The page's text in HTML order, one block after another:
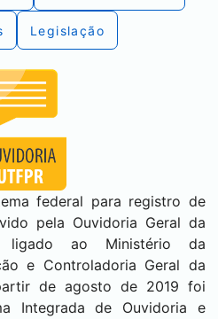
Legislação
federal para registro de
pela Ouvidoria Geral da
ligado ao Ministério da
e Controladoria Geral da
de agosto de 2019 foi
Integrada de Ouvidoria e